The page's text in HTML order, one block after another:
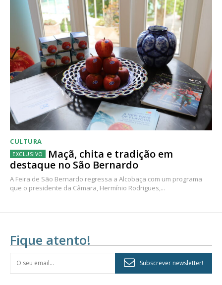
CULTURA
Maçã, chita e tradição em
destaque no São Bernardo
A Feira de São Bernardo regressa a Alcobaça com um programa
que o presidente da Câmara, Hermínio Rodrigues,...
Fique atento!
Subscrever newsletter!